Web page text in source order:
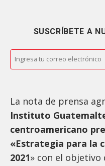
SUSCRÍBETE A
La nota de prensa
Instituto
centroamericano
«Estrategia para la
2021» con el objetivo